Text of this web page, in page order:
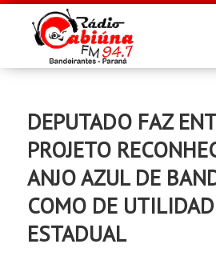
DEPUTADO FAZ
PROJETO
ANJO AZUL DE
COMO DE
ESTADUAL